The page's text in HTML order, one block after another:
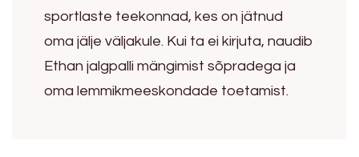
sportlaste teekonnad, kes on jätnud
oma jälje väljakule. Kui ta ei kirjuta, naudib
Ethan jalgpalli mängimist sõpradega ja
oma lemmikmeeskondade toetamist.